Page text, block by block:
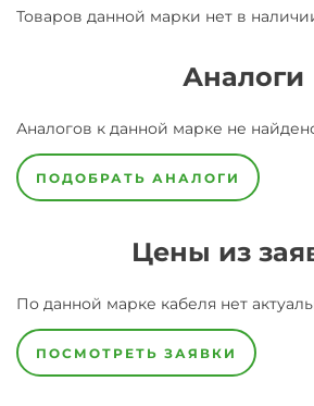
Товаров данной марки нет в
Аналоги
Аналогов к данной марке не
ПОДОБРАТЬ АНАЛОГИ
Цены из
По данной марке кабеля нет
ПОСМОТРЕТЬ ЗАЯВКИ